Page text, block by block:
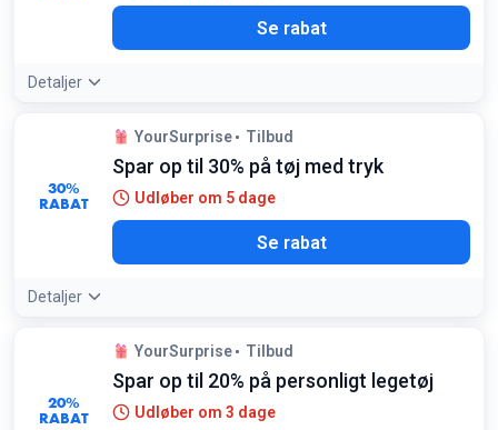
Se rabat
Detaljer
30%
RABAT
YourSurprise Tilbud
Spar op til 30% på tøj med tryk
Udløber om 5 dage
Se rabat
Detaljer
20%
RABAT
YourSurprise Tilbud
Spar op til 20% på personligt legetøj
Udløber om 3 dage